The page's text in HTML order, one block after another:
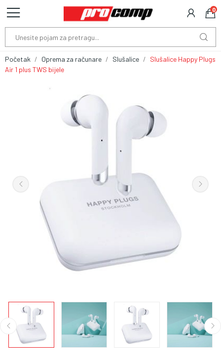
0
Početak Oprema za računare Slušalice
Slušalice Happy Plugs
Air 1 plus TWS bijele